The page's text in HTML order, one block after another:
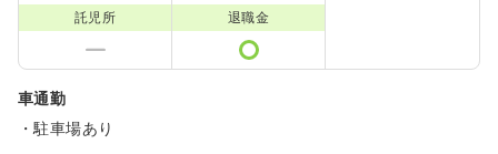
託児所 退職金
車通勤
・駐車場あり